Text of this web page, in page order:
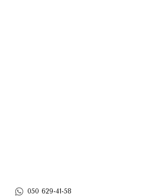
050 629-41-58